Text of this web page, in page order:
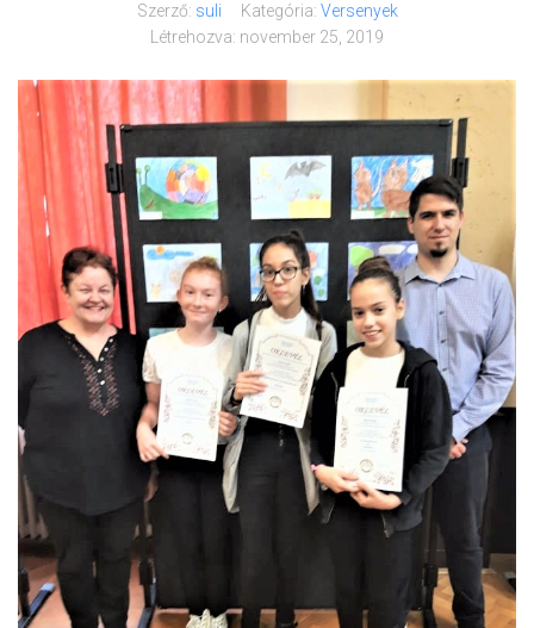
Szerző: suli Kategória: Versenyek
Létrehozva: november 25, 2019